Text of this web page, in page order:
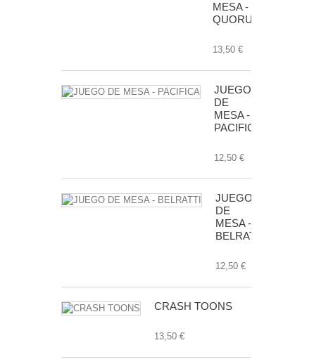
MESA -
QUORUM
13,50 €
JUEGO
DE
MESA -
PACIFICA
12,50 €
JUEGO
DE
MESA -
BELRATTI
12,50 €
CRASH TOONS
13,50 €